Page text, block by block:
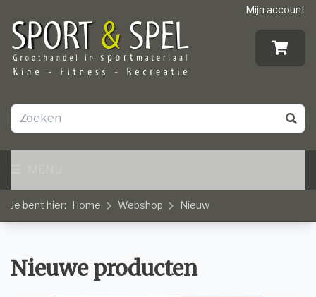
Mijn account
Je bent hier: Home Webshop Nieuw
Nieuwe producten